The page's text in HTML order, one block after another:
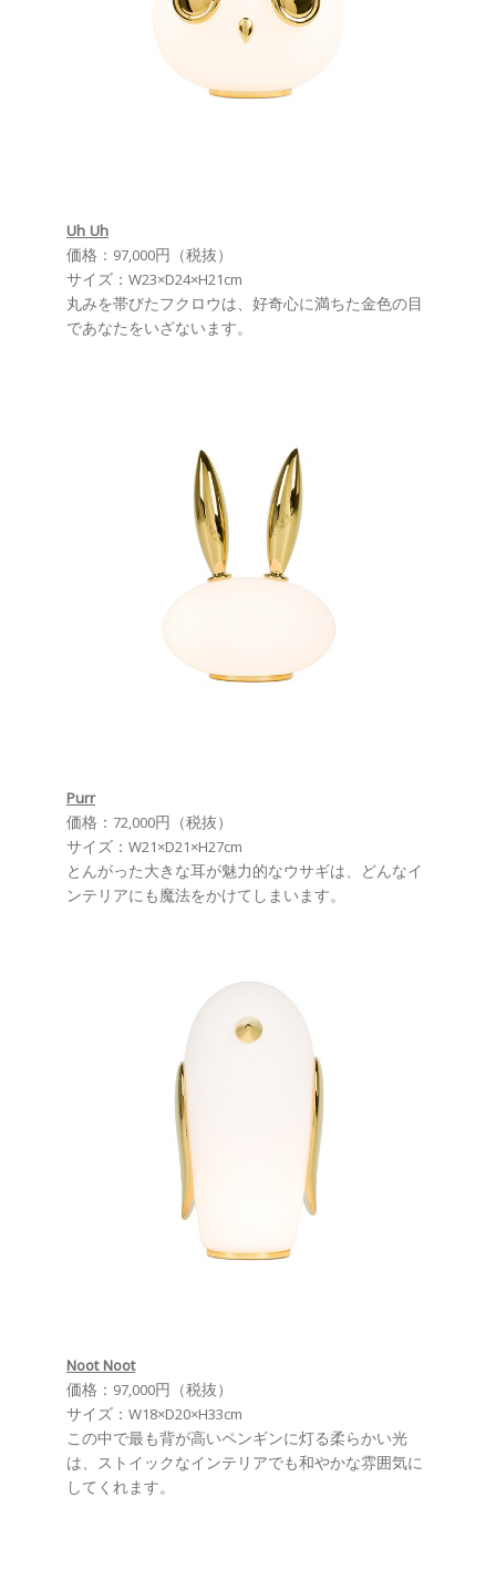
Uh Uh
価格：97,000円（税抜）
サイズ：W23×D24×H21cm
丸みを帯びたフクロウは、好奇心に満ちた金色の目
であなたをいざないます。
Purr
価格：72,000円（税抜）
サイズ：W21×D21×H27cm
とんがった大きな耳が魅力的なウサギは、どんなイ
ンテリアにも魔法をかけてしまいます。
Noot Noot
価格：97,000円（税抜）
サイズ：W18×D20×H33cm
この中で最も背が高いペンギンに灯る柔らかい光
は、ストイックなインテリアでも和やかな雰囲気に
してくれます。